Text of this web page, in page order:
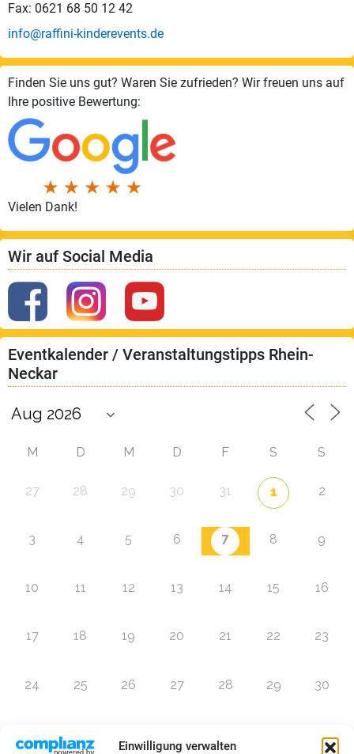
Einwilligung verwalten
Fax: 0621 68 50 12 42
info@raffini-kinderevents.de
Finden Sie uns gut? Waren Sie zufrieden? Wir freuen uns auf
Ihre positive Bewertung:
Vielen Dank!
Wir auf Social Media
Eventkalender / Veranstaltungstipps Rhein-
Neckar
M D M D F S S
27 28 29 30 31 1 2
3 4 5 6 7 8 9
10 11 12 13 14 15 16
17 18 19 20 21 22 23
24 25 26 27 28 29 30